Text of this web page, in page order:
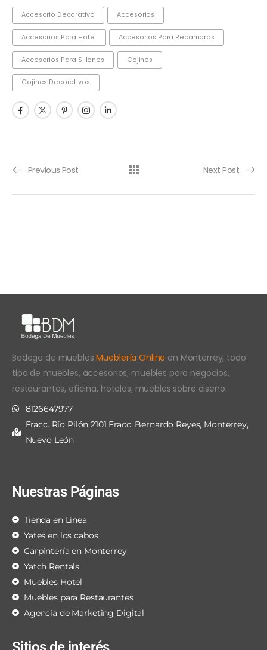
Accesorio Decorativo Accesorios
Accesorios Para Hotel Accesorios Para Recamaras
Accesorios Para Sillones Cojines
Cojines Decorativos
Previous Post Next Post
Bodega de mueblesMueblería Online en Monterrey, todo
tipo de muebles, accesorios, muebles para negocios,
restaurantes, oficina, hoteles, muebles sobre diseño.
8126647977
Fracc. Río Pilón 2101 Fracc. Bernardo Reyes, Monterrey,
Nuevo León
Nuestras Páginas
Tienda en Línea
Yates en los cabos
Carpintería en Monterrey
Yatch Rentals
Muebles Hotel
Muebles para Restaurantes
Agencia de Marketing Digital